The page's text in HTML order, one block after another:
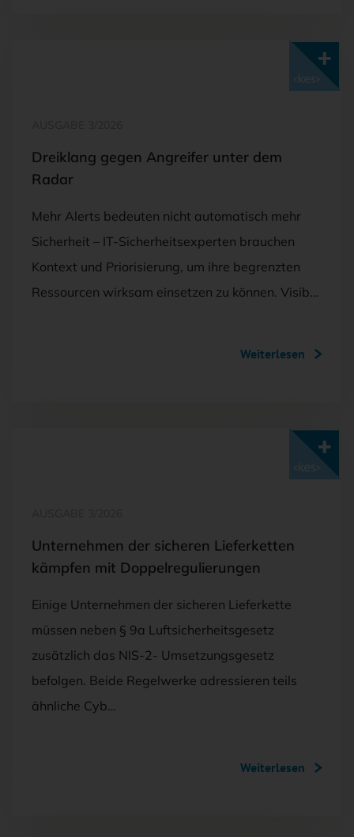
Dreiklang gegen Angreifer unter dem
Radar
Mehr Alerts bedeuten nicht automatisch mehr
Sicherheit – IT-Sicherheitsexperten brauchen
Kontext und Priorisierung, um ihre begrenzten
Ressourcen wirksam einsetzen zu können. Visib…
Weiterlesen
Unternehmen der sicheren Lieferketten
kämpfen mit Doppelregulierungen
Einige Unternehmen der sicheren Lieferkette
müssen neben § 9a Luftsicherheitsgesetz
zusätzlich das NIS-2- Umsetzungsgesetz
befolgen. Beide Regelwerke adressieren teils
ähnliche Cyb…
Weiterlesen